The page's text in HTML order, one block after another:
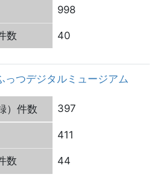
998
40
っつデジタルミュージアム
397
411
44